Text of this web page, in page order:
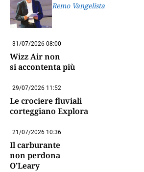
Remo Vangelista
31/07/2026 08:00
Wizz Air non
si accontenta più
29/07/2026 11:52
Le crociere fluviali
corteggiano Explora
21/07/2026 10:36
Il carburante
non perdona
O’Leary